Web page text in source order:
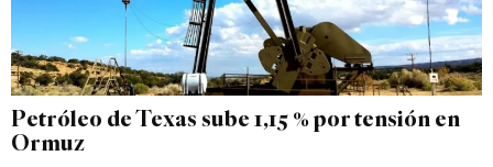
Petróleo de Texas sube 1,15 % por tensión en
Ormuz